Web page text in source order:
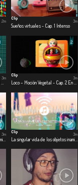
2m
Clip
Sueños virtuales - Cap. 1 Intenso
3m
3m
Clip
3m
3m
Clip
La singular vida de los objetos inanimados - Cap. 2 Licuadora
3m